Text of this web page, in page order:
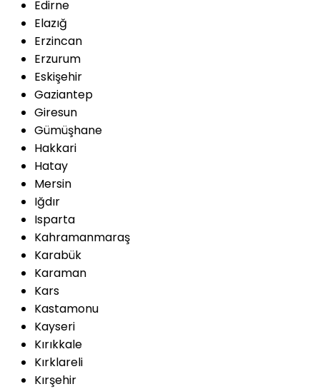
Edirne
Elazığ
Erzincan
Erzurum
Eskişehir
Gaziantep
Giresun
Gümüşhane
Hakkari
Hatay
Mersin
Iğdır
Isparta
Kahramanmaraş
Karabük
Karaman
Kars
Kastamonu
Kayseri
Kırıkkale
Kırklareli
Kırşehir